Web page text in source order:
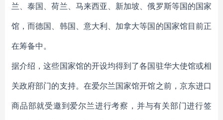
兰、泰国、荷兰、马来西亚、新加坡、俄罗斯等国的国家
馆，而德国、韩国、意大利、加拿大等国的国家馆目前正
在筹备中。
据介绍，这些国家馆的开设均得到了各国驻华大使馆或相
关政府部门的支持。在爱尔兰国家馆开馆之前，京东进口
商品部就受邀到爱尔兰进行考察，并与有关部门进行签